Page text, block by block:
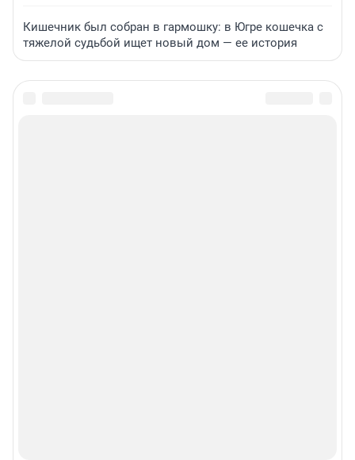
Кишечник был собран в гармошку: в Югре кошечка с
тяжелой судьбой ищет новый дом — ее история